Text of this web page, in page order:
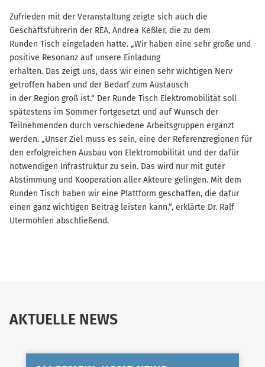
Zufrieden mit der Veranstaltung zeigte sich auch die
Geschäftsführerin der REA, Andrea Keßler, die zu dem
Runden Tisch eingeladen hatte. „Wir haben eine sehr große und
positive Resonanz auf unsere Einladung
erhalten. Das zeigt uns, dass wir einen sehr wichtigen Nerv
getroffen haben und der Bedarf zum Austausch
in der Region groß ist.“ Der Runde Tisch Elektromobilität soll
spätestens im Sommer fortgesetzt und auf Wunsch der
Teilnehmenden durch verschiedene Arbeitsgruppen ergänzt
werden. „Unser Ziel muss es sein, eine der Referenzregionen für
den erfolgreichen Ausbau von Elektromobilität und der dafür
notwendigen Infrastruktur zu sein. Das wird nur mit guter
Abstimmung und Kooperation aller Akteure gelingen. Mit dem
Runden Tisch haben wir eine Plattform geschaffen, die dafür
einen ganz wichtigen Beitrag leisten kann.“, erklärte Dr. Ralf
Utermöhlen abschließend.
AKTUELLE NEWS